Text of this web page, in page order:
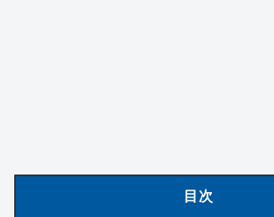
目次